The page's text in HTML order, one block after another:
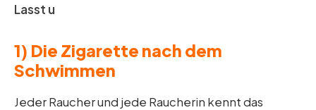
Lasst u
1) Die Zigarette nach dem
Schwimmen
Jeder Raucher und jede Raucherin kennt das